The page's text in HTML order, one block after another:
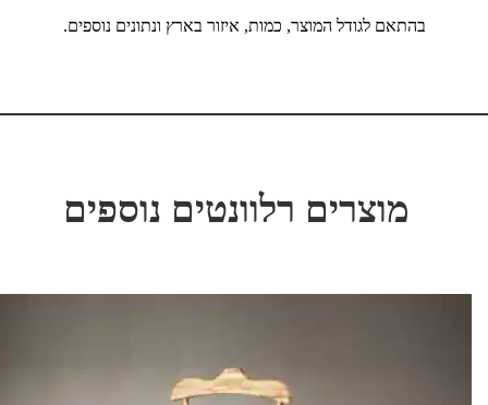
בהתאם לגודל המוצר, כמות, איזור בארץ ונתונים נוספים.
מוצרים רלוונטים נוספים